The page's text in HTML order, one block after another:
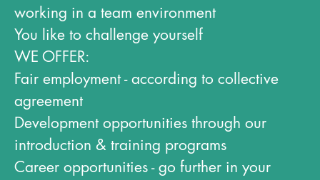
working in a team environment
You like to challenge yourself
WE OFFER:
Fair employment - according to collective
agreement
Development opportunities through our
introduction & training programs
Career opportunities - go further in your